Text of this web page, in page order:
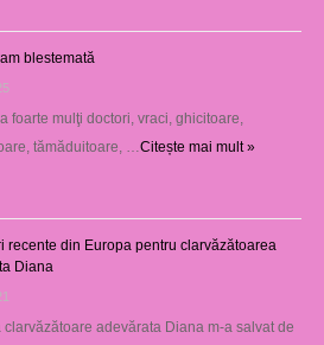
blestemată
foarte mulţi doctori, vraci, ghicitoare,
tămăduitoare, … Citește mai mult »
recente din Europa pentru clarvăzătoarea
Diana
clarvăzătoare adevărata Diana m-a salvat de